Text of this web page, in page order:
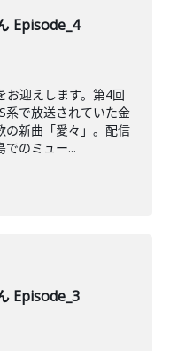
Episode_4
お迎えします。第4回
系で放送されていた金
の新曲「愛々」。配信
でのミュー...
Episode_3